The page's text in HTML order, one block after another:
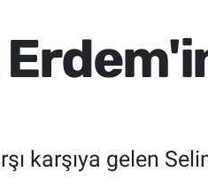
karşıya gelen